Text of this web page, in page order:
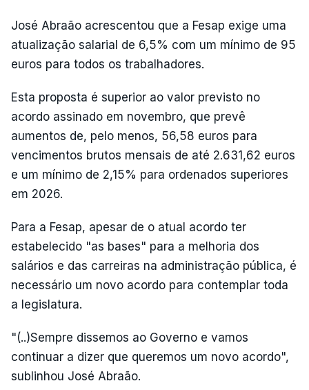
José Abraão acrescentou que a Fesap exige uma
atualização salarial de 6,5% com um mínimo de 95
euros para todos os trabalhadores.
Esta proposta é superior ao valor previsto no
acordo assinado em novembro, que prevê
aumentos de, pelo menos, 56,58 euros para
vencimentos brutos mensais de até 2.631,62 euros
e um mínimo de 2,15% para ordenados superiores
em 2026.
Para a Fesap, apesar de o atual acordo ter
estabelecido "as bases" para a melhoria dos
salários e das carreiras na administração pública, é
necessário um novo acordo para contemplar toda
a legislatura.
"(..)Sempre dissemos ao Governo e vamos
continuar a dizer que queremos um novo acordo",
sublinhou José Abraão.